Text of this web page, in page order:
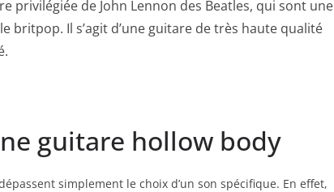
privilégiée de John Lennon⁢ des Beatles, qui sont⁤ une
britpop. Il s’agit d’une guitare de très haute qualité​
guitare hollow body
simplement le choix d’un son spécifique. En effet,